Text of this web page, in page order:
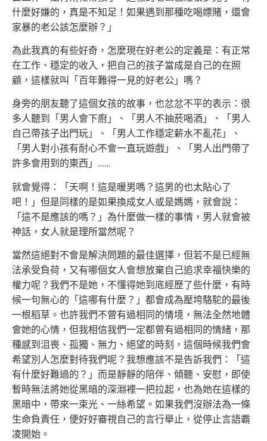
什麼好嫌的，真是不知足！如果遇到那種吃喝嫖賭，還會
家暴的老公該怎麼辦？」
為此我真的有些好奇，怎麼現在好老公的定義是：有正常
在工作、穩定的收入，把自己的孩子當成是自己的在照
顧，這樣就叫「百年難得一見的好老公」嗎？
身旁的朋友聽了這個女孩的故事，也忿忿不平的表示：很
多人聽到「男人會下廚」、「男人不抽菸喝酒」、「男人
自己帶孩子出門玩」、「男人工作穩定薪水不亂花」、
「男人對小孩有耐心不會一直玩遊戲」、「男人出門帶了
許多會用到的東西」……
就會覺得：「天啊！這是暖男嗎？這男的也太貼心了
吧！」但是同樣的是如果換成女人或是媽媽，就會說：
「這不是應該的嗎？」為什麼做一樣的事情，男人就會被
神話，女人就是理所當然呢？
當然這絕對不會是解決問題的最佳選擇，但若不是已經無
法承受負荷，又有哪個女人會想放棄自己追求幸福快樂的
權力呢？我們不是她，不懂得她到底經歷了些什麼，有時
候一句無心的「這哪有什麼？」都會成為壓垮駱駝的最後
一根稻草。也許我們不曾有過相同的情境，無法全然地體
會她的心情，但我相信我們一定都曾有過相同的情緒，那
種感到沮喪、孤獨、無力、絕望的時刻，這個時候我們會
希望別人怎麼對待我們呢？我想應該不是告訴我們：「這
有什麼好難過的？」而是靜靜的陪伴、傾聽、安慰，即使
暫時無法將她從黑暗的深淵裡一把拉起，也為她在這樣的
黑暗中，帶來一束光、一絲希望。如果我們沒辦法為一條
生命負責任，便好好審視自己的言行舉止，從停止言語霸
凌開始。